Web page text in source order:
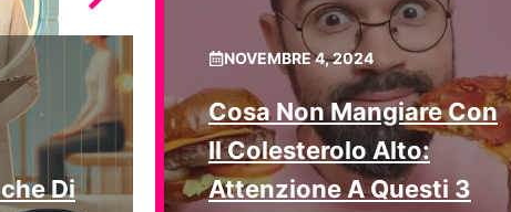
Di
NOVEMBRE 4, 2024
Cosa Non Mangiare Con
Il Colesterolo Alto:
Attenzione A Questi 3